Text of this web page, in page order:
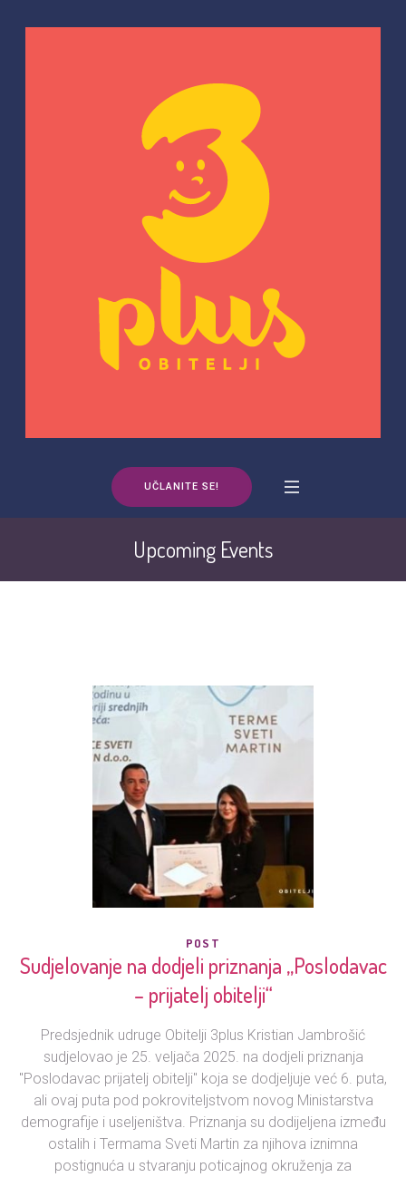
UČLANITE SE!
Upcoming Events
POST
Sudjelovanje na dodjeli priznanja „Poslodavac
– prijatelj obitelji“
Predsjednik udruge Obitelji 3plus Kristian Jambrošić
sudjelovao je 25. veljača 2025. na dodjeli priznanja
"Poslodavac prijatelj obitelji" koja se dodjeljuje već 6. puta,
ali ovaj puta pod pokroviteljstvom novog Ministarstva
demografije i useljeništva. Priznanja su dodijeljena između
ostalih i Termama Sveti Martin za njihova iznimna
postignuća u stvaranju poticajnog okruženja za